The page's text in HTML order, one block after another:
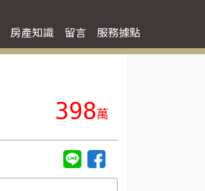
房產知識 留言 服務據點
398萬